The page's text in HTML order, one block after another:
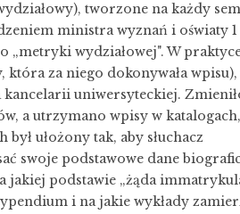
tworzone na każdy
ministra wyznań i oświaty 1
„metryki wydziałowej". W
która za niego dokonywała
uniwersyteckiej.
a utrzymano wpisy w
był ułożony tak, aby słuchacz
swoje podstawowe dane
jakiej podstawie „żąda
i na jakie wykłady